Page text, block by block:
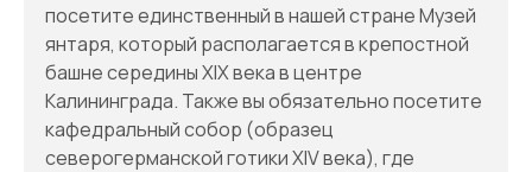
посетите единственный в нашей стране Музей
янтаря, который располагается в крепостной
башне середины XIX века в центре
Калининграда. Также вы обязательно посетите
кафедральный собор (образец
северогерманской готики XIV века), где